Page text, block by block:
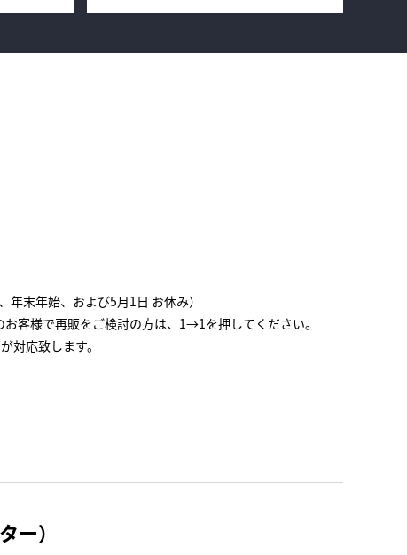
末年始、および5月1日 お休み）
客様で再販をご検討の方は、1→1を押してください。
対応致します。
ー）